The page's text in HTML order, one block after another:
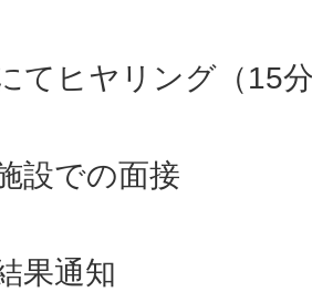
てヒヤリング（15
設での面接
果通知